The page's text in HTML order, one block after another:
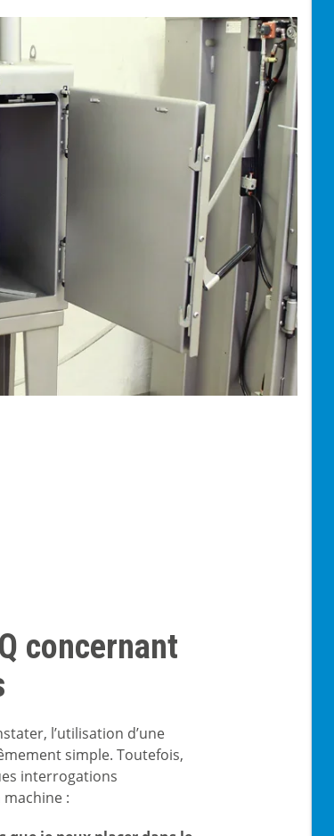
concernant
l’utilisation d’une
simple. Toutefois,
interrogations
: